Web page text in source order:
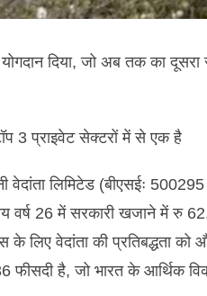
योगदान दिया,जो अब तक का दूसरा
3प्राइवेट सेक्टरों में से एक है
वेदांता लिमिटेड(बीएसईः 500295
वर्ष 26में सरकारी खजाने में रु
के लिए वेदांता की प्रतिबद्धता को
फीसदी है,जो भारत के आर्थिक